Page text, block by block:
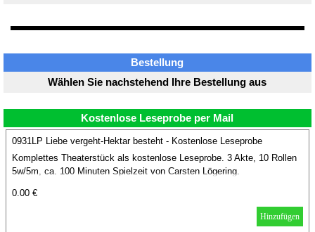
Bestellung
Wählen Sie nachstehend Ihre Bestellung aus
Kostenlose Leseprobe per Mail
0931LP Liebe vergeht-Hektar besteht - Kostenlose Leseprobe
Komplettes Theaterstück als kostenlose Leseprobe. 3 Akte, 10 Rollen
5w/5m, ca. 100 Minuten Spielzeit von Carsten Lögering.
0.00 €
Hinzufügen